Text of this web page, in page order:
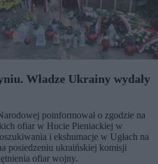
Władze Ukrainy wydały
poinformował o zgodzie na
ofiar w Hucie Pieniackiej w
i ekshumacje w Ugłach na
posiedzeniu ukraińskiej komisji
ofiar wojny.